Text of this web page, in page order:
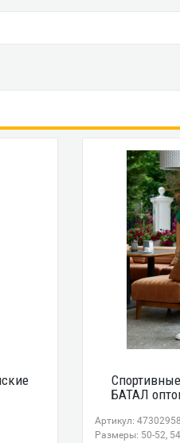
БАТАЛ
Артикул:
Размеры: 50-52,